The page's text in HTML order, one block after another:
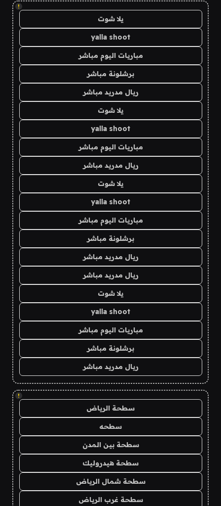
!
يلا شوت
yalla shoot
مباريات اليوم مباشر
برشلونة مباشر
ريال مدريد مباشر
يلا شوت
yalla shoot
مباريات اليوم مباشر
ريال مدريد مباشر
يلا شوت
yalla shoot
مباريات اليوم مباشر
برشلونة مباشر
ريال مدريد مباشر
ريال مدريد مباشر
يلا شوت
yalla shoot
مباريات اليوم مباشر
برشلونة مباشر
ريال مدريد مباشر
!
سطحة الرياض
سطحه
سطحة بين المدن
سطحة هيدروليك
سطحة شمال الرياض
سطحة غرب الرياض